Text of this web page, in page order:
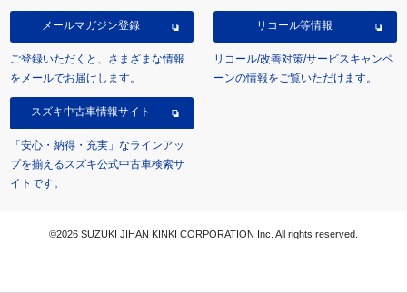
メールマガジン登録
ご登録いただくと、さまざまな情報
をメールでお届けします。
リコール等情報
リコール/改善対策/サービスキャンペ
ーンの情報をご覧いただけます。
スズキ中古車情報サイト
「安心・納得・充実」なラインアッ
プを揃えるスズキ公式中古車検索サ
イトです。
©2026 SUZUKI JIHAN KINKI CORPORATION Inc. All rights reserved.